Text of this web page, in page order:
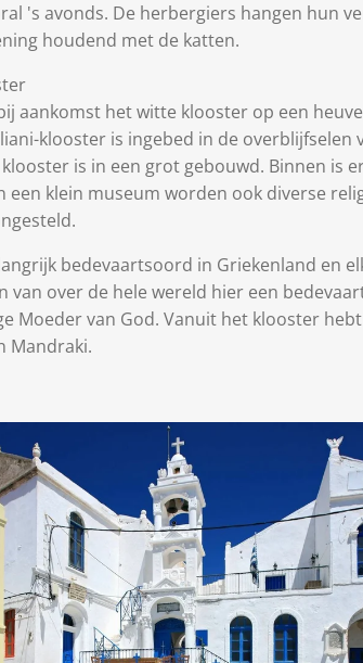
's avonds. De herbergiers hangen hun
houdend met de katten.
aankomst het witte klooster op een
klooster is ingebed in de overblijfselen
is in een grot gebouwd. Binnen is
een klein museum worden ook diverse
bedevaartsoord in Griekenland en
van over de hele wereld hier een
Moeder van God. Vanuit het klooster
Mandraki.